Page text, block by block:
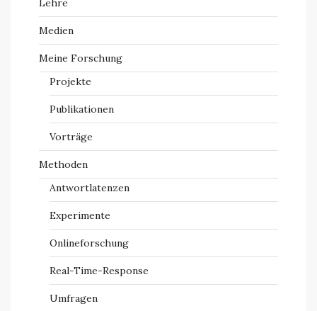
Lehre
Medien
Meine Forschung
Projekte
Publikationen
Vorträge
Methoden
Antwortlatenzen
Experimente
Onlineforschung
Real-Time-Response
Umfragen